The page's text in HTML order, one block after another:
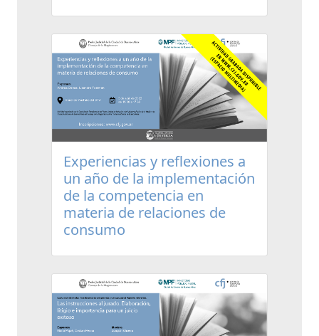
Experiencias y reflexiones a
un año de la implementación
de la competencia en
materia de relaciones de
consumo